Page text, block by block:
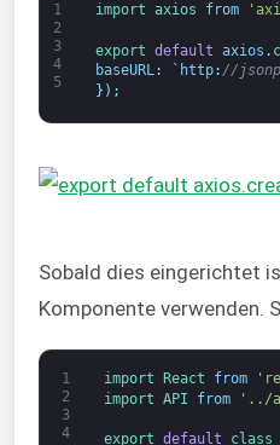
1
2
3
4
5
import axios from
export default axios .
baseURL: ` http: //
} ) ;
Sobald dies eingerichtet
Komponente verwenden.
1
2
3
4
import React from
import API from '../
export default class